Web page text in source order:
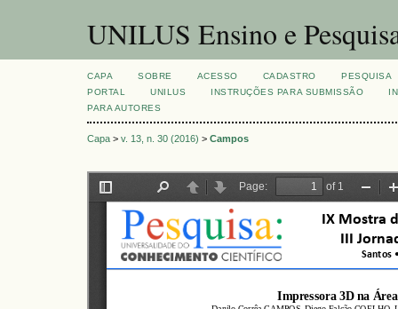
UNILUS Ensino e
CAPA SOBRE ACESSO CADASTRO
PESQUISA
PORTAL
UNILUS INSTRUÇÕES PARA SUBMISSÃO
PARA AUTORES
Capa > v. 13, n. 30 (2016) > Campos